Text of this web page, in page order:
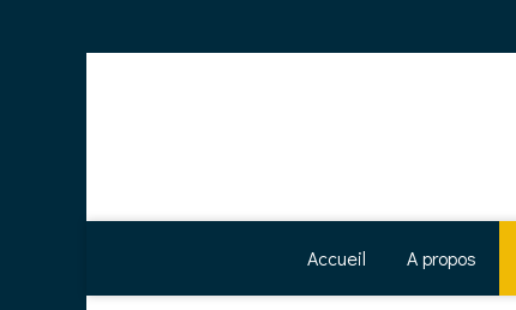
Accueil A propos